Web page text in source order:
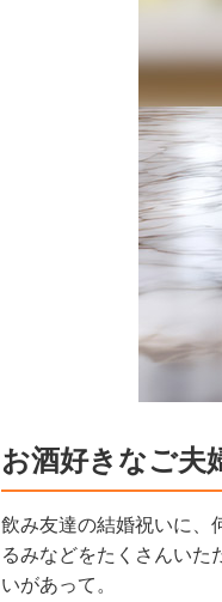
お酒好きなご夫
飲み友達の結婚祝いに、
るみなどをたくさんいた
いがあって。